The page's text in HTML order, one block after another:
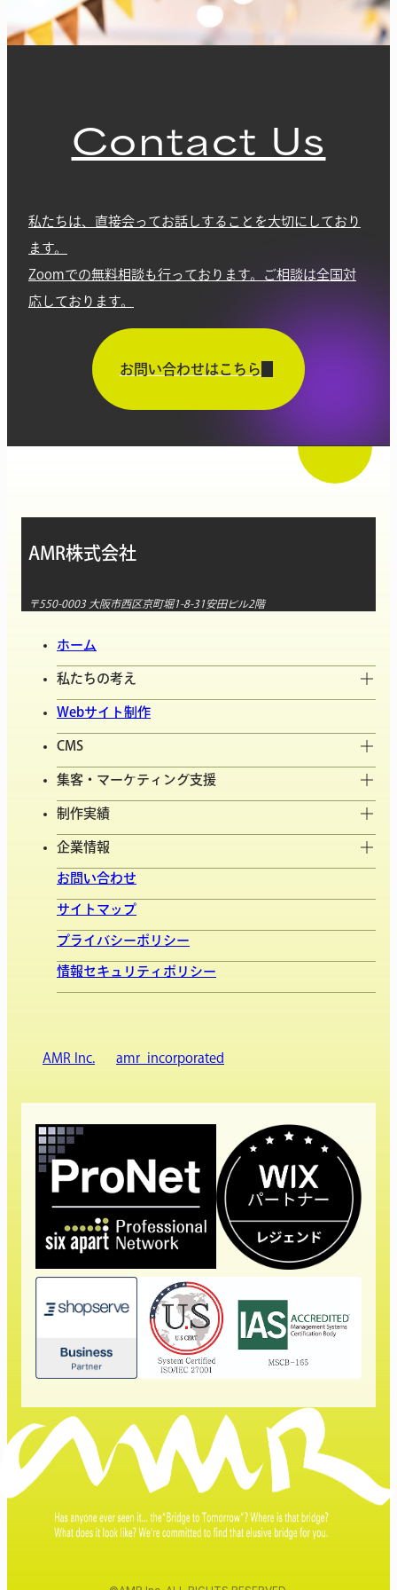
Contact Us
私たちは、直接会ってお話しすることを大切にしており
ます。
Zoomでの無料相談も行っております。ご相談は全国対
応しております。
お問い合わせはこちら
AMR株式会社
〒550-0003 大阪市西区京町堀1-8-31安田ビル2階
ホーム
私たちの考え
Webサイト制作
CMS
集客・マーケティング支援
制作実績
企業情報
お問い合わせ
サイトマップ
プライバシーポリシー
情報セキュリティポリシー
AMR Inc. amr_incorporated